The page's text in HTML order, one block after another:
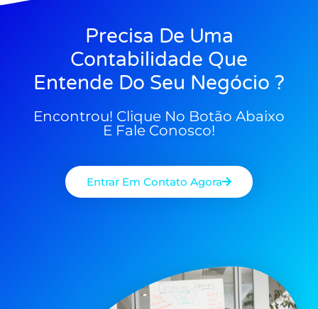
Precisa De Uma
Contabilidade Que
Entende Do Seu Negócio ?
Encontrou! Clique No Botão Abaixo
E Fale Conosco!
Entrar Em Contato Agora